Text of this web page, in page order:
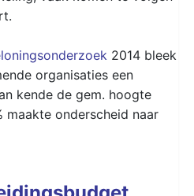
2014 bleek
organisaties een
kende de gem. hoogte
maakte onderscheid naar